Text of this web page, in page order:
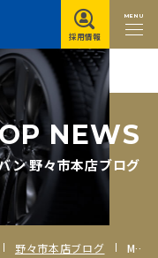
MENU
採用情報
OP NEWS
ン 野々市本店ブログ
野々市本店ブログ MID × CARVAN 野々市本店 ホイールイベント開催中！！